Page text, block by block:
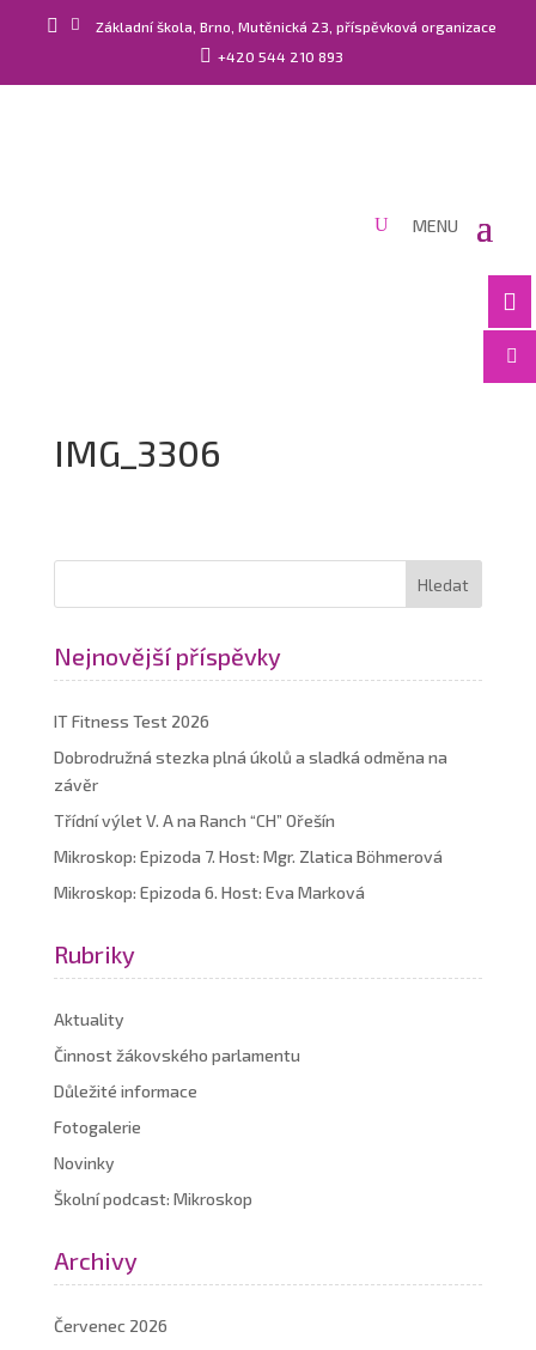
  Základní škola, Brno, Mutěnická 23, příspěvková organizace
 +420 544 210 893


IMG_3306
Nejnovější příspěvky
IT Fitness Test 2026
Dobrodružná stezka plná úkolů a sladká odměna na
závěr
Třídní výlet V. A na Ranch “CH” Ořešín
Mikroskop: Epizoda 7. Host: Mgr. Zlatica Böhmerová
Mikroskop: Epizoda 6. Host: Eva Marková
Rubriky
Aktuality
Činnost žákovského parlamentu
Důležité informace
Fotogalerie
Novinky
Školní podcast: Mikroskop
Archivy
Červenec 2026